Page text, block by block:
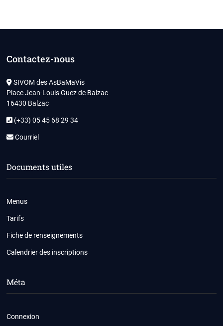
Contactez-nous
SIVOM des AsBaMaVis
Place Jean-Louis Guez de Balzac
16430 Balzac
(+33) 05 45 68 29 34
Courriel
Documents utiles
Menus
Tarifs
Fiche de renseignements
Calendrier des inscriptions
Méta
Connexion